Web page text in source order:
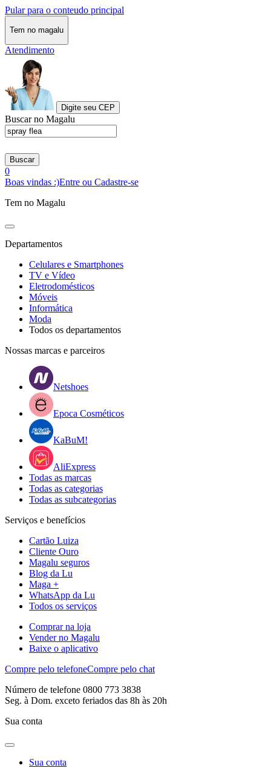
Pular para o conteudo principal
Tem no magalu
Atendimento
Digite seu CEP
Buscar no Magalu
Buscar
0
Boas vindas :)Entre ou Cadastre-se
Tem no Magalu
Departamentos
Celulares e Smartphones
TV e Vídeo
Eletrodomésticos
Móveis
Informática
Moda
Todos os departamentos
Nossas marcas e parceiros
Netshoes
Epoca Cosméticos
KaBuM!
AliExpress
Todas as marcas
Todas as categorias
Todas as subcategorias
Serviços e benefícios
Cartão Luiza
Cliente Ouro
Magalu seguros
Blog da Lu
Maga +
WhatsApp da Lu
Todos os serviços
Comprar na loja
Vender no Magalu
Baixe o aplicativo
Compre pelo telefoneCompre pelo chat
Número de telefone 0800 773 3838
Seg. à Dom. exceto feriados das 8h às 20h
Sua conta
Sua conta